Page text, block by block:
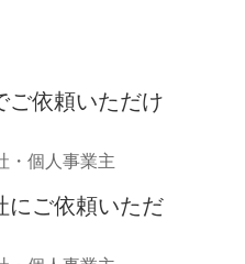
ご依頼いただけ
・個人事業主
にご依頼いただ